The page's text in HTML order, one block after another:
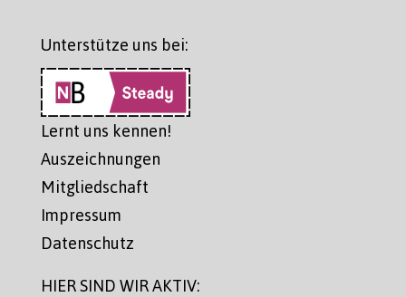
Unterstütze uns bei:
Lernt uns kennen!
Auszeichnungen
Mitgliedschaft
Impressum
Datenschutz
HIER SIND WIR AKTIV: